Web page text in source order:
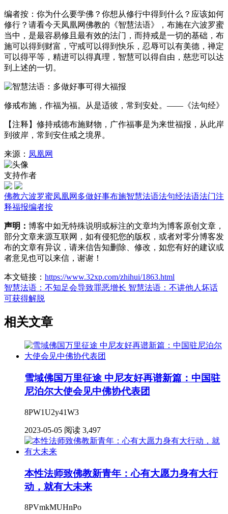
编者按：你为什么要学佛？你想从修行中得到什么？应该如何
修行？请看今天凤凰网佛教的《智慧法语》，布施在六波罗蜜
当中，是最容易修且最有效的法门，而持戒是一切的基础，布
施可以得到财富，守戒可以得到快乐，忍辱可以有美德，禅定
可以得平等，精进可以得真理，智慧可以得自由，慈悲可以达
到上述的一切。
修戒布施，作福为福。从是适彼，常到安处。——《法句经》
【注释】修持戒德布施财物，广作福事是为来世福报，从此岸
到彼岸，常到安住戒之境界。
来源： 凤凰网
支持作者
佛教六波罗蜜凤凰网 多做好事布施智慧法语法句经法语法门注
释福报编者按
声明： 博客中如无特殊说明或标注的文章均为博客原创文章，
部分文章来源互联网，如有侵犯您的版权，或者对零分博客发
布的文章有异议，请来信告知删除、修改，如您有好的建议或
者意见也可以来信，谢谢！
本文链接： https://www.32xp.com/zhihui/1863.html
智慧法语：不知足会导致罪恶增长 智慧法语：不讲他人坏话
可获得解脱
相关文章
雪域佛国万里征途 中尼友好再谱新篇：中国驻
尼泊尔大使会见中佛协代表团
8PW1U2y41W3
2023-05-05 阅读 3,497
本性法师致佛教新青年：心有大愿力身有大行
动，就有大未来
8PVmkMUHnPo